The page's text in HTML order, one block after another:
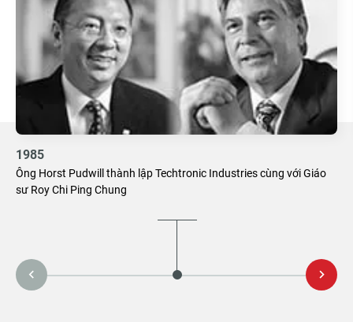
1985
Ông Horst Pudwill thành lập Techtronic Industries cùng với Giáo
sư Roy Chi Ping Chung